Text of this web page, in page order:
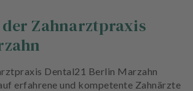
der Zahnarztpraxis
Dental21 Berlin Marzahn
erfahrene und kompetente Zahnärzte